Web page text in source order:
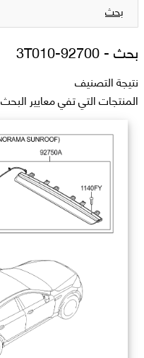
بحث
بحث -92700-3T010
نتيجة التصنيف
المنتجات التي تفي معايير البحث